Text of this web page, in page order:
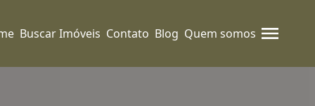
Buscar Imóveis Contato Blog Quem somos